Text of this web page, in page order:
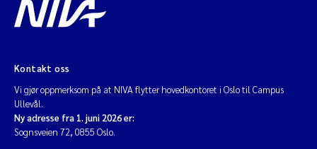
Kontakt oss
Vi gjør oppmerksom på at NIVA flytter hovedkontoret i Oslo til Campus
Ullevål.
Ny adresse fra 1. juni 2026 er:
Sognsveien 72, 0855 Oslo.